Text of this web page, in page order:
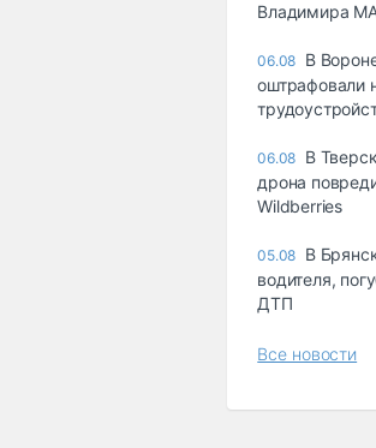
Владимира
06.08 В
оштрафовали
06.08 В
дрона
Wildberries
05.08 В
водителя,
ДТП
Все новости